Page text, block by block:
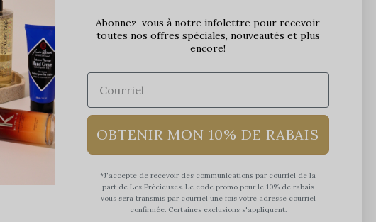
Lundi: 9h - 17h
Mardi: 9h - 17h
Mercredi: 9h - 18h
Jeudi: 9h - 21h
Samedi: 9h à 17h
Abonnez-vous à notre infolettre pour recevoir
toutes nos offres spéciales, nouveautés et plus
encore!
OBTENIR MON 10% DE RABAIS
*J'accepte de recevoir des communications par courriel de la
part de Les Précieuses. Le code promo pour le 10% de rabais
vous sera transmis par courriel une fois votre adresse courriel
confirmée. Certaines exclusions s'appliquent.